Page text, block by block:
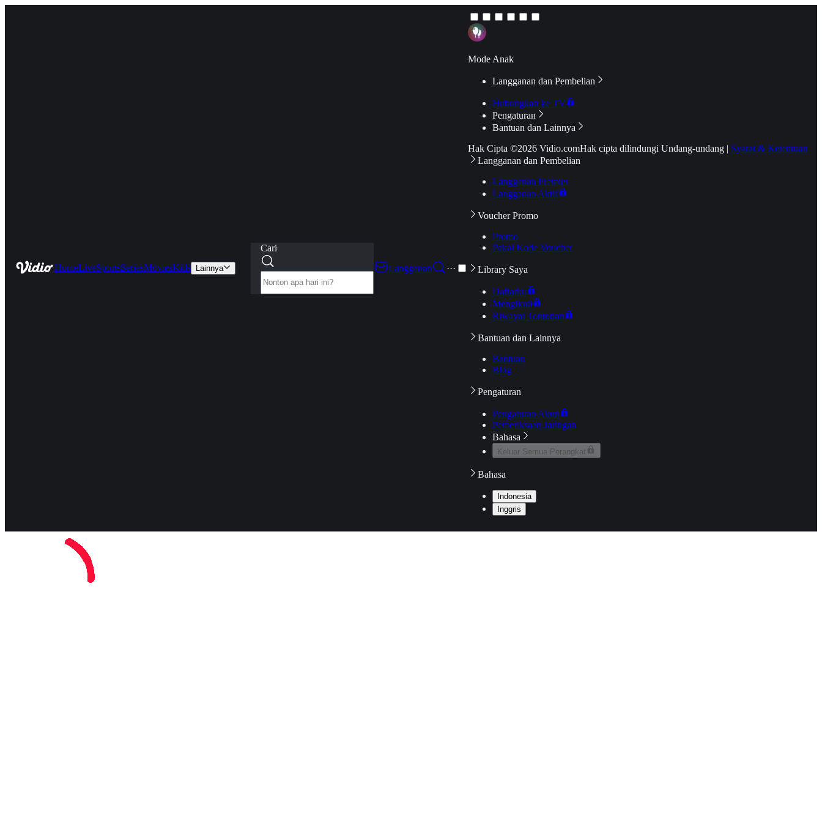
HomeLiveSportsSeriesMoviesKids Lainnya
Cari
Langganan
···
Mode Anak
Langganan dan Pembelian
Hubungkan ke TV
Pengaturan
Bantuan dan Lainnya
Hak Cipta ©2026 Vidio.comHak cipta dilindungi Undang-undang | Syarat & Ketentuan
Langganan dan Pembelian
Langganan Premier
Langganan Aktif
Voucher Promo
Promo
Pakai Kode Voucher
Library Saya
Daftarku
Mengikuti
Riwayat Tontonan
Bantuan dan Lainnya
Bantuan
Blog
Pengaturan
Pengaturan Akun
Pemeriksaan Jaringan
Bahasa
Keluar Semua Perangkat
Bahasa
Indonesia
Inggris